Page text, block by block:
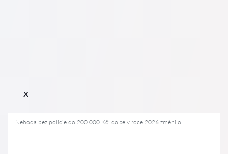
x
Nehoda bez policie do 200 000 Kč: co se v roce 2026 změnilo